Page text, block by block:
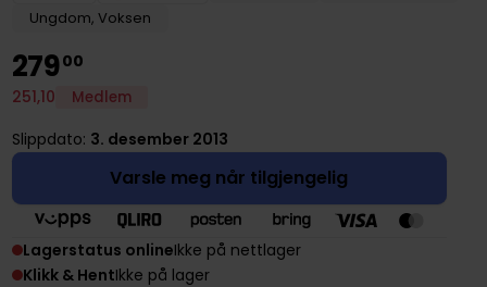
Ungdom, Voksen
27900
251,10 Medlem
Slippdato: 3. desember 2013
Varsle meg når tilgjengelig
Lagerstatus onlineIkke på nettlager
Klikk & HentIkke på lager